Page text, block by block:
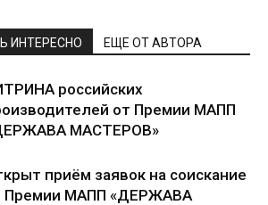
ИНТЕРЕСНО ЕЩЕ ОТ АВТОРА
российских
от Премии МАПП
МАСТЕРОВ»
приём заявок на соискание
Премии МАПП «ДЕРЖАВА